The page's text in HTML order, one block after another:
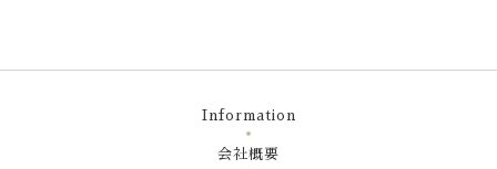
Information
会社概要